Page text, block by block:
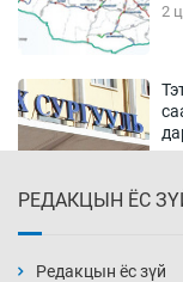
2
18
РЕДАКЦЫН ЁС
Редакцын ёс зүй